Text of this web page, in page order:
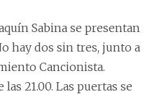
Sabina se presentan
hay dos sin tres, junto a
Cancionista.
las 21.00. Las puertas se